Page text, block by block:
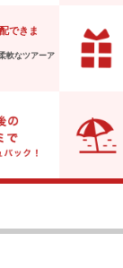
できま
軟なツアーア